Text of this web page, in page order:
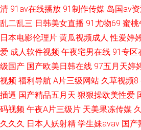
日韩专区欧美 美女色色视频 深夜福利污 91色
线黄色电影网站 日韩中文在线 久久天堂网三
清 91av在线播放 91制作传媒 岛国av
乱二乱三 日韩美女直播 91尤物69 蜜桃
日本电影伦理片 黄瓜视频成人 性爱婷
爱 成人软件视频 午夜宅男在线 91专区
级国产 国产欧美日韩在线 97五月天婷
视频 福利导航 A片三级网站 久草视频8
插逼 国产精品五月天 狠狠操欧美性爱
码视频 午夜A片三级片 天美果冻传媒
久久久 日本人妖射精 学生妹avav 国产